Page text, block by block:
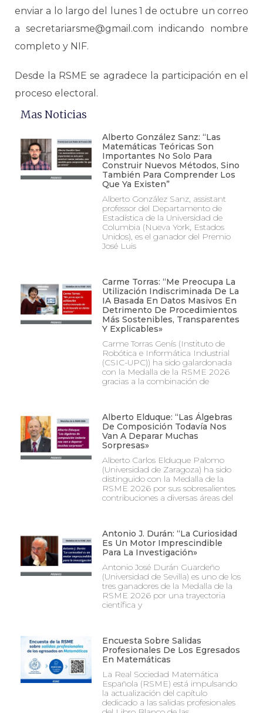
enviar a lo largo del lunes 1 de octubre un correo
a secretariarsme@gmail.com indicando nombre
completo y NIF.
Desde la RSME se agradece la participación en el
proceso electoral.
Mas Noticias
Alberto González Sanz: “Las
Matemáticas Teóricas Son
Importantes No Solo Para
Construir Nuevos Métodos, Sino
También Para Comprender Los
Que Ya Existen”
Alberto González Sanz, assistant
professor del Departamento de
Estadística de la Universidad de
Columbia (Nueva York, Estados
Unidos), es el ganador del Premio
José Luis
Carme Torras: “Me Preocupa La
Utilización Indiscriminada De La
IA Basada En Datos Masivos En
Detrimento De Procedimientos
Más Sostenibles, Transparentes
Y Explicables»
Carme Torras Genís (Instituto de
Robótica e Informática Industrial
(CSIC-UPC)) ha sido galardonada
con la Medalla de la RSME 2026
gracias a la combinación de
Alberto Elduque: “Las Álgebras
De Composición Todavía Nos
Van A Deparar Muchas
Sorpresas»
Alberto Carlos Elduque Palomo
(Universidad de Zaragoza) ha sido
distinguido con la Medalla de la
RSME 2026 por sus sobresalientes
contribuciones a diversas áreas del
Antonio J. Durán: “La Curiosidad
Es Un Motor Imprescindible
Para La Investigación»
Antonio José Durán Guardeño
(Universidad de Sevilla) es uno de los
tres ganadores de la Medalla de la
RSME 2026 por una trayectoria
científica y
Encuesta Sobre Salidas
Profesionales De Los Egresados
En Matemáticas
La Real Sociedad Matemática
Española (RSME) está impulsando
la actualización del capítulo
dedicado a las salidas profesionales